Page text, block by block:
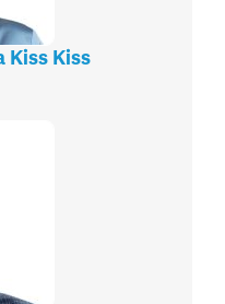
Kiss Kiss